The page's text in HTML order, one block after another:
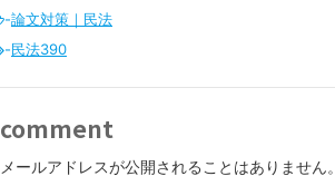
-論文対策｜民法
-民法390
comment
メールアドレスが公開されることはありません。